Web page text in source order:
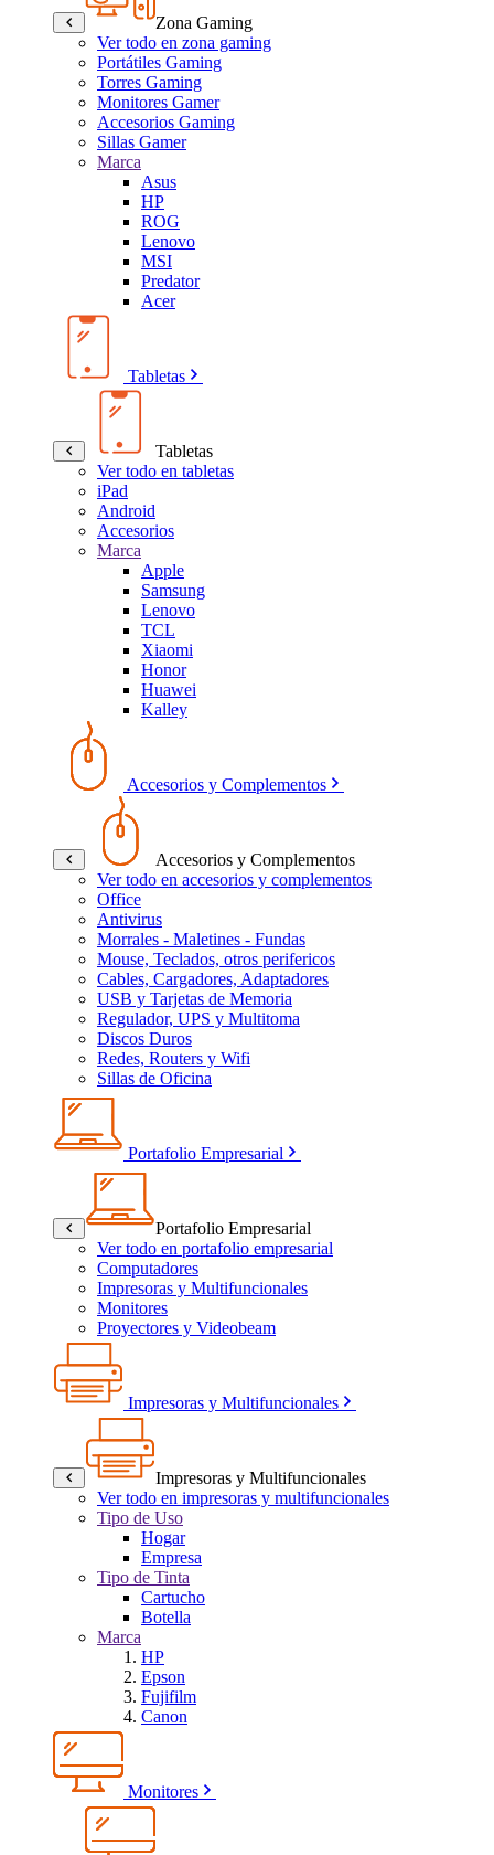
Zona Gaming
Ver todo en zona gaming
Portátiles Gaming
Torres Gaming
Monitores Gamer
Accesorios Gaming
Sillas Gamer
Marca
Asus
HP
ROG
Lenovo
MSI
Predator
Acer
Tabletas
Tabletas
Ver todo en tabletas
iPad
Android
Accesorios
Marca
Apple
Samsung
Lenovo
TCL
Xiaomi
Honor
Huawei
Kalley
Accesorios y Complementos
Accesorios y Complementos
Ver todo en accesorios y complementos
Office
Antivirus
Morrales - Maletines - Fundas
Mouse, Teclados, otros perifericos
Cables, Cargadores, Adaptadores
USB y Tarjetas de Memoria
Regulador, UPS y Multitoma
Discos Duros
Redes, Routers y Wifi
Sillas de Oficina
Portafolio Empresarial
Portafolio Empresarial
Ver todo en portafolio empresarial
Computadores
Impresoras y Multifuncionales
Monitores
Proyectores y Videobeam
Impresoras y Multifuncionales
Impresoras y Multifuncionales
Ver todo en impresoras y multifuncionales
Tipo de Uso
Hogar
Empresa
Tipo de Tinta
Cartucho
Botella
Marca
HP
Epson
Fujifilm
Canon
Monitores